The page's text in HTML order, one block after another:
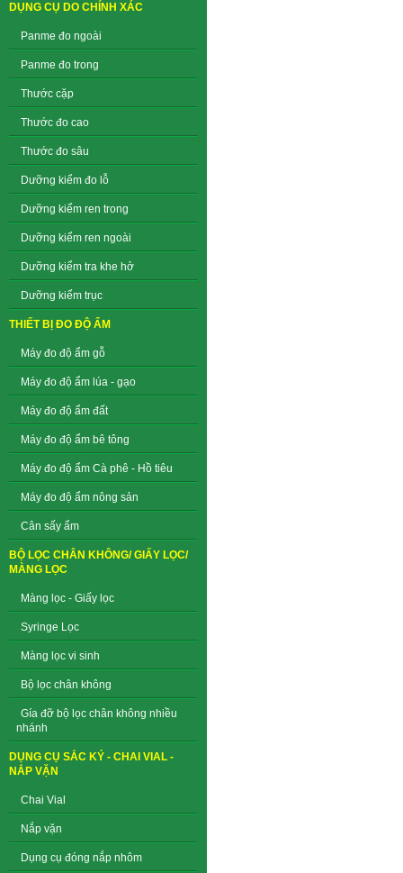
DỤNG CỤ DO CHÍNH XÁC
Panme đo ngoài
Panme đo trong
Thước cặp
Thước đo cao
Thước đo sâu
Dưỡng kiểm đo lỗ
Dưỡng kiểm ren trong
Dưỡng kiểm ren ngoài
Dưỡng kiểm tra khe hở
Dưỡng kiểm trục
THIẾT BỊ ĐO ĐỘ ẨM
Máy đo độ ẩm gỗ
Máy đo độ ẩm lúa - gạo
Máy đo độ ẩm đất
Máy đo độ ẩm bê tông
Máy đo độ ẩm Cà phê - Hồ tiêu
Máy đo độ ẩm nông sản
Cân sấy ẩm
BỘ LỌC CHÂN KHÔNG/ GIẤY LỌC/
MÀNG LỌC
Màng lọc - Giấy lọc
Syringe Lọc
Màng lọc vi sinh
Bộ lọc chân không
Gía đỡ bộ lọc chân không nhiều
nhánh
DỤNG CỤ SẮC KÝ - CHAI VIAL -
NẮP VẶN
Chai Vial
Nắp vặn
Dụng cụ đóng nắp nhôm